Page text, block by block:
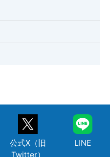
公式X（旧
Twitter）
LINE